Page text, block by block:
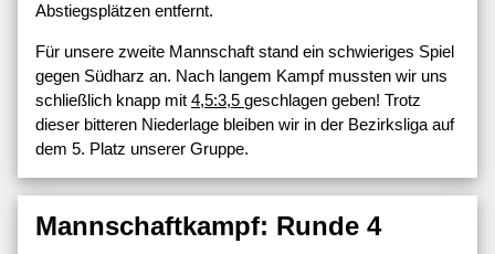
Abstiegsplätzen entfernt.
Für unsere zweite Mannschaft stand ein schwieriges Spiel
gegen Südharz an. Nach langem Kampf mussten wir uns
schließlich knapp mit 4,5:3,5 geschlagen geben! Trotz
dieser bitteren Niederlage bleiben wir in der Bezirksliga auf
dem 5. Platz unserer Gruppe.
Mannschaftkampf: Runde 4